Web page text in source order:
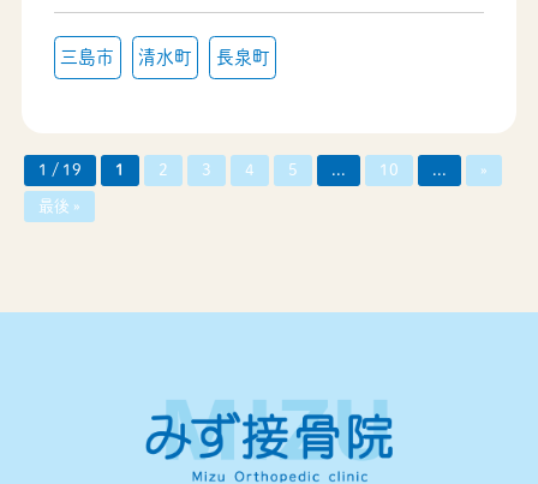
三島市 清水町 長泉町
1 / 19 1 2 3 4 5 10 »
最後 »